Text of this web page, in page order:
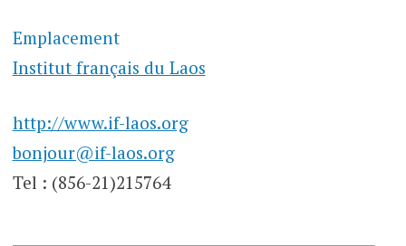
Emplacement
Institut français du Laos
http://www.if-laos.org
bonjour@if-laos.org
Tel : (856-21)215764